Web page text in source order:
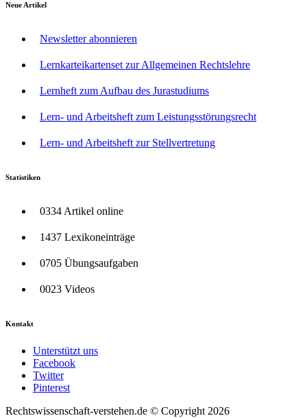
Neue Artikel
Newsletter abonnieren
Lernkarteikartenset zur Allgemeinen Rechtslehre
Lernheft zum Aufbau des Jurastudiums
Lern- und Arbeitsheft zum Leistungsstörungsrecht
Lern- und Arbeitsheft zur Stellvertretung
Statistiken
0334 Artikel online
1437 Lexikoneinträge
0705 Übungsaufgaben
0023 Videos
Kontakt
Unterstützt uns
Facebook
Twitter
Pinterest
Rechtswissenschaft-verstehen.de © Copyright 2026